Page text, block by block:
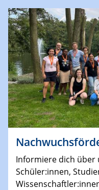
Informiere dich über
Schüler:innen,